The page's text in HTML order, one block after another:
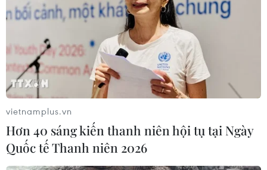
vietnamplus.vn
Hơn 40 sáng kiến thanh niên hội tụ tại Ngày
Quốc tế Thanh niên 2026